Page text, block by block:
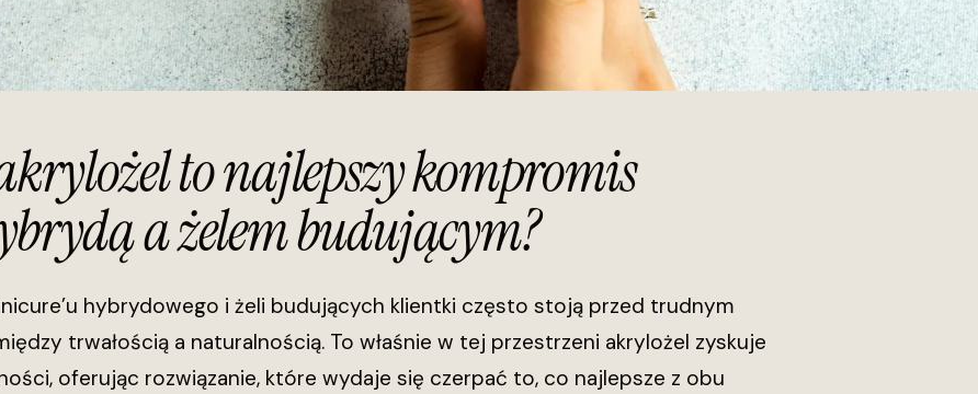
to najlepszy kompromis
a żelem budującym?
hybrydowego i żeli budujących klientki często stoją przed trudnym
trwałością a naturalnością. To właśnie w tej przestrzeni akrylożel zyskuje
oferując rozwiązanie, które wydaje się czerpać to, co najlepsze z obu